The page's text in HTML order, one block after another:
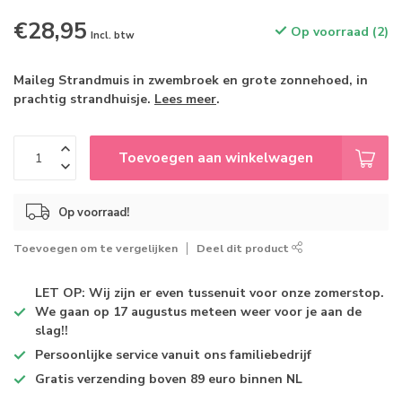
€28,95 Incl. btw Op voorraad (2)
Maileg Strandmuis in zwembroek en grote zonnehoed, in
prachtig strandhuisje. Lees meer.
Toevoegen aan winkelwagen
Op voorraad!
Toevoegen om te vergelijken Deel dit product
LET OP: Wij zijn er even tussenuit voor onze zomerstop.
We gaan op 17 augustus meteen weer voor je aan de
slag!!
Persoonlijke service vanuit ons familiebedrijf
Gratis verzending boven 89 euro binnen NL